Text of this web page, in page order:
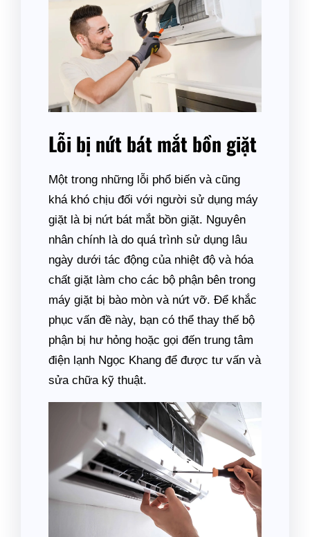
Lỗi bị nứt bát mắt bồn giặt
Một trong những lỗi phổ biến và cũng
khá khó chịu đối với người sử dụng máy
giặt là bị nứt bát mắt bồn giặt. Nguyên
nhân chính là do quá trình sử dụng lâu
ngày dưới tác động của nhiệt độ và hóa
chất giặt làm cho các bộ phận bên trong
máy giặt bị bào mòn và nứt vỡ. Để khắc
phục vấn đề này, bạn có thể thay thế bộ
phận bị hư hỏng hoặc gọi đến trung tâm
điện lạnh Ngọc Khang để được tư vấn và
sửa chữa kỹ thuật.